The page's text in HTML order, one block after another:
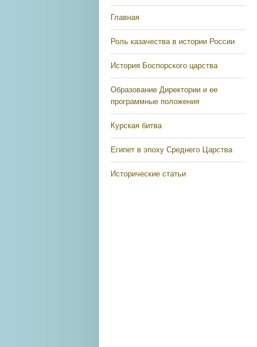
Главная
Роль казачества в истории России
История Боспорского царства
Образование Директории и ее
программные положения
Курская битва
Египет в эпоху Среднего Царства
Исторические статьи